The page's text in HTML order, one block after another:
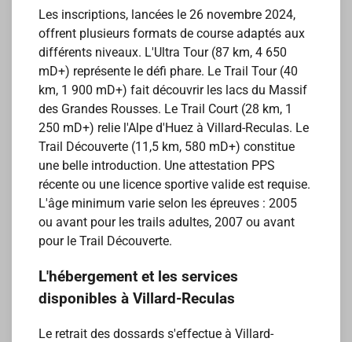
Les inscriptions, lancées le 26 novembre 2024,
offrent plusieurs formats de course adaptés aux
différents niveaux. L'Ultra Tour (87 km, 4 650
mD+) représente le défi phare. Le Trail Tour (40
km, 1 900 mD+) fait découvrir les lacs du Massif
des Grandes Rousses. Le Trail Court (28 km, 1
250 mD+) relie l'Alpe d'Huez à Villard-Reculas. Le
Trail Découverte (11,5 km, 580 mD+) constitue
une belle introduction. Une attestation PPS
récente ou une licence sportive valide est requise.
L'âge minimum varie selon les épreuves : 2005
ou avant pour les trails adultes, 2007 ou avant
pour le Trail Découverte.
L'hébergement et les services
disponibles à Villard-Reculas
Le retrait des dossards s'effectue à Villard-